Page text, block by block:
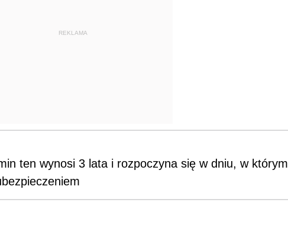
REKLAMA
ten wynosi 3 lata i rozpoczyna się w dniu, w którym